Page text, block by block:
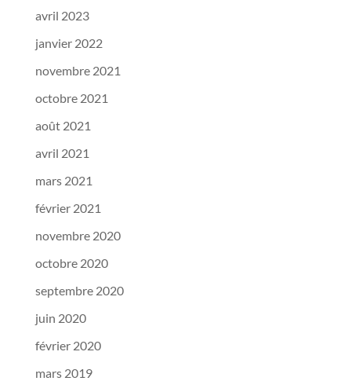
avril 2023
janvier 2022
novembre 2021
octobre 2021
août 2021
avril 2021
mars 2021
février 2021
novembre 2020
octobre 2020
septembre 2020
juin 2020
février 2020
mars 2019